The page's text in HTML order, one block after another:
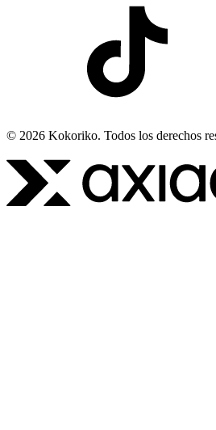
© 2026 Kokoriko. Todos los derechos